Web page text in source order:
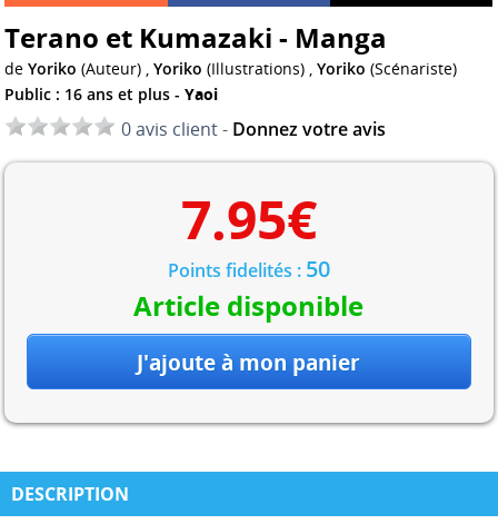
Terano et Kumazaki - Manga
deYoriko (Auteur) ,Yoriko (Illustrations) ,Yoriko (Scénariste)
Public : 16 ans et plus -Yaoi
0 avis client - Donnez votre avis
7.95€
Points fidelités : 50
Article disponible
DESCRIPTION